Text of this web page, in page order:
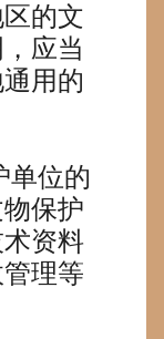
的文
应当
用的
单位的
保护
资料
理等